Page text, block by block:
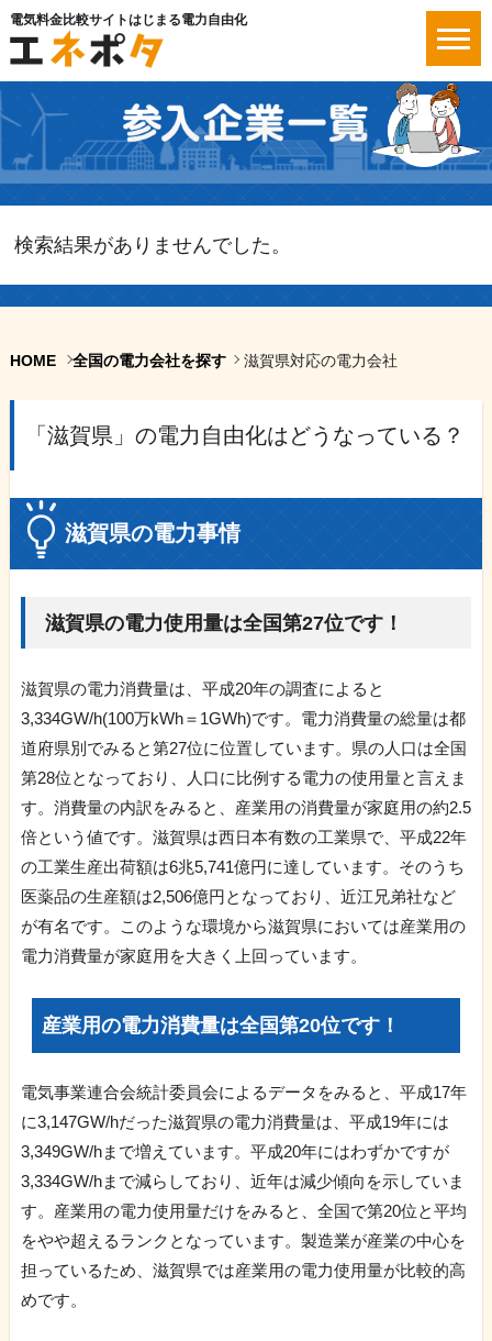
電気料金比較サイトはじまる電力自由化
検索結果がありませんでした。
HOME 全国の電力会社を探す 滋賀県対応の電力会社
「滋賀県」の電力自由化はどうなっている？
滋賀県の電力事情
滋賀県の電力使用量は全国第27位です！
滋賀県の電力消費量は、平成20年の調査によると
3,334GW/h(100万kWh＝1GWh)です。電力消費量の総量は都
道府県別でみると第27位に位置しています。県の人口は全国
第28位となっており、人口に比例する電力の使用量と言えま
す。消費量の内訳をみると、産業用の消費量が家庭用の約2.5
倍という値です。滋賀県は西日本有数の工業県で、平成22年
の工業生産出荷額は6兆5,741億円に達しています。そのうち
医薬品の生産額は2,506億円となっており、近江兄弟社など
が有名です。このような環境から滋賀県においては産業用の
電力消費量が家庭用を大きく上回っています。
産業用の電力消費量は全国第20位です！
電気事業連合会統計委員会によるデータをみると、平成17年
に3,147GW/hだった滋賀県の電力消費量は、平成19年には
3,349GW/hまで増えています。平成20年にはわずかですが
3,334GW/hまで減らしており、近年は減少傾向を示していま
す。産業用の電力使用量だけをみると、全国で第20位と平均
をやや超えるランクとなっています。製造業が産業の中心を
担っているため、滋賀県では産業用の電力使用量が比較的高
めです。